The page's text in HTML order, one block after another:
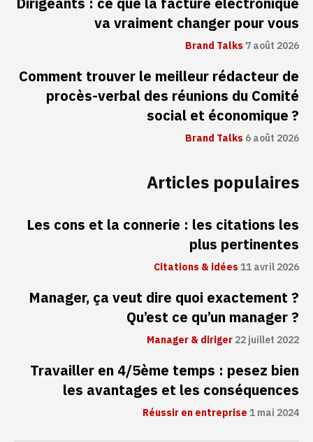
va vraiment changer pour vous
Brand Talks7 août 2026
Comment trouver le meilleur rédacteur de
procès-verbal des réunions du Comité
social et économique ?
Brand Talks6 août 2026
Articles populaires
Les cons et la connerie : les citations les
plus pertinentes
Citations & idées11 avril 2026
Manager, ça veut dire quoi exactement ?
Qu’est ce qu’un manager ?
Manager & diriger22 juillet 2022
Travailler en 4/5ème temps : pesez bien
les avantages et les conséquences
Réussir en entreprise1 mai 2024